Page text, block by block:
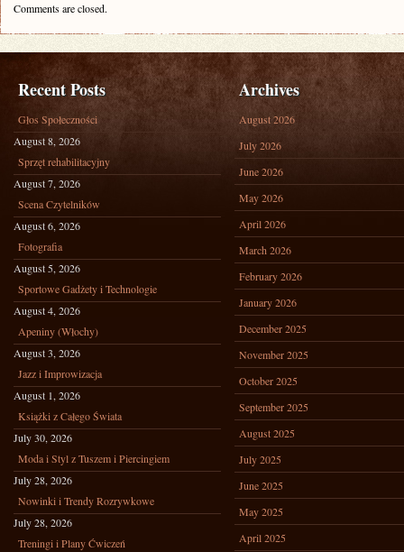
Comments are closed.
Recent Posts
Głos Społeczności
August 8, 2026
Sprzęt rehabilitacyjny
August 7, 2026
Scena Czytelników
August 6, 2026
Fotografia
August 5, 2026
Sportowe Gadżety i Technologie
August 4, 2026
Apeniny (Włochy)
August 3, 2026
Jazz i Improwizacja
August 1, 2026
Książki z Całego Świata
July 30, 2026
Moda i Styl z Tuszem i Piercingiem
July 28, 2026
Nowinki i Trendy Rozrywkowe
July 28, 2026
Treningi i Plany Ćwiczeń
Archives
August 2026
July 2026
June 2026
May 2026
April 2026
March 2026
February 2026
January 2026
December 2025
November 2025
October 2025
September 2025
August 2025
July 2025
June 2025
May 2025
April 2025